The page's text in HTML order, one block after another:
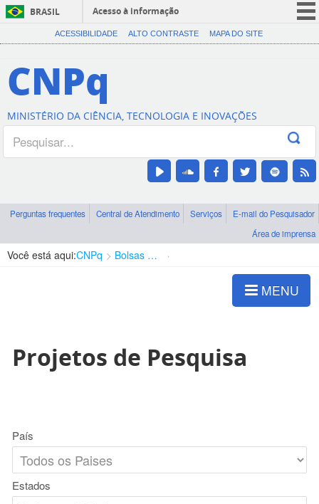
BRASIL
Acesso à informação
CORONAVÍRUS (COVID-19)
Canais
ACESSIBILIDADE ALTO CONTRASTE MAPA DO SITE
CNPq
MINISTÉRIO DA CIÊNCIA, TECNOLOGIA E INOVAÇÕES
Perguntas frequentes Central de Atendimento Serviços
E-mail do Pesquisador
Área de imprensa
Você está aqui:CNPq Bolsas e Auxílios Vigentes
MENU
Projetos de Pesquisa
País
Estados